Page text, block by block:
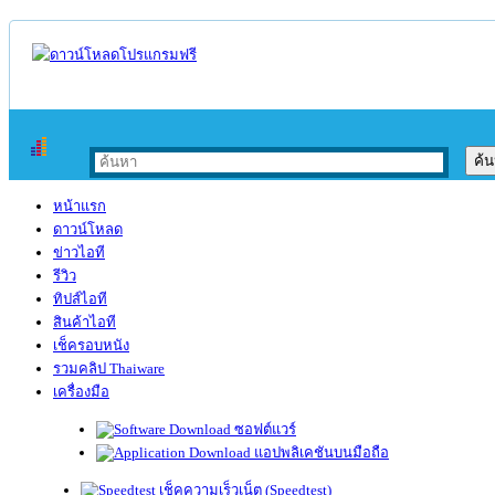
หน้าแรก
ดาวน์โหลด
ข่าวไอที
รีวิว
ทิปส์ไอที
สินค้าไอที
เช็ครอบหนัง
รวมคลิป Thaiware
เครื่องมือ
ซอฟต์แวร์
แอปพลิเคชันบนมือถือ
เช็คความเร็วเน็ต (Speedtest)